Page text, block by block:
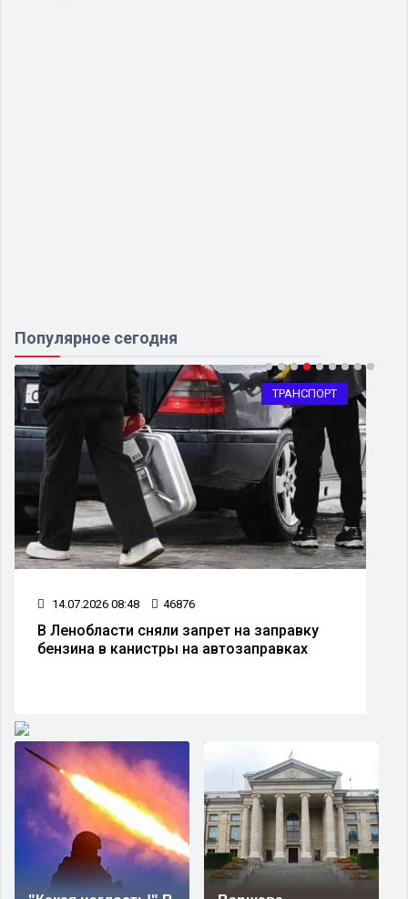
Популярное сегодня
ТРАНСПОРТ
14.07.2026 08:48 46876
В Ленобласти сняли запрет на заправку
бензина в канистры на автозаправках